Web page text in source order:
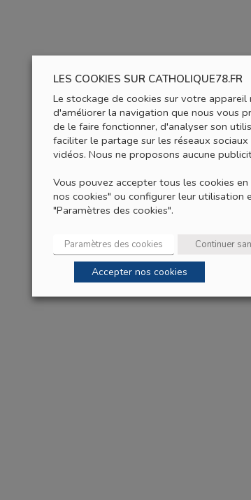
LES COOKIES SUR CATHOLIQUE78.FR
Le stockage de cookies sur votre
d'améliorer la navigation que nous vous
de le faire fonctionner, d'analyser son
faciliter le partage sur les réseaux
vidéos. Nous ne proposons aucune
Vous pouvez accepter tous les cookies
nos cookies" ou configurer leur utilisation
"Paramètres des cookies".
Paramètres des cookies Continuer
Accepter nos cookies